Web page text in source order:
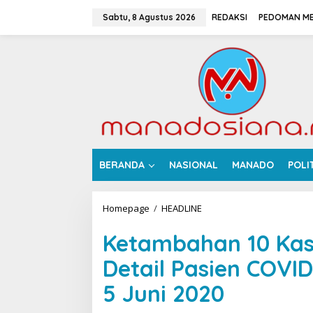
Sabtu, 8 Agustus 2026 REDAKSI PEDOMAN
BERANDA NASIONAL MANADO
Homepage / HEADLINE
t
a
b
a
h
Ketambahan 10
Detail Pasien
5 Juni 2020